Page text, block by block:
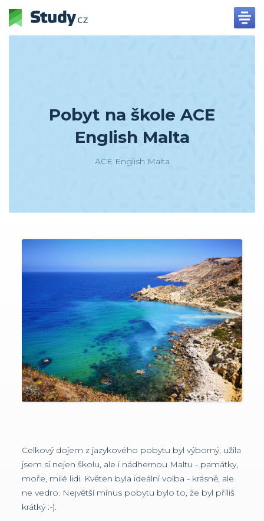
Pobyt na škole ACE
English Malta
ACE English Malta
Celkový dojem z jazykového pobytu byl výborný, užila
jsem si nejen školu, ale i nádhernou Maltu - památky,
moře, milé lidi. Květen byla ideální volba - krásně, ale
ne vedro. Největší mínus pobytu bylo to, že byl příliš
krátký :-).